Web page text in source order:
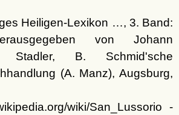
Heiligen-Lexikon …, 3. Band:
von Johann
Stadler, B. Schmid'sche
(A. Manz), Augsburg,
wiki/San_Lussorio -